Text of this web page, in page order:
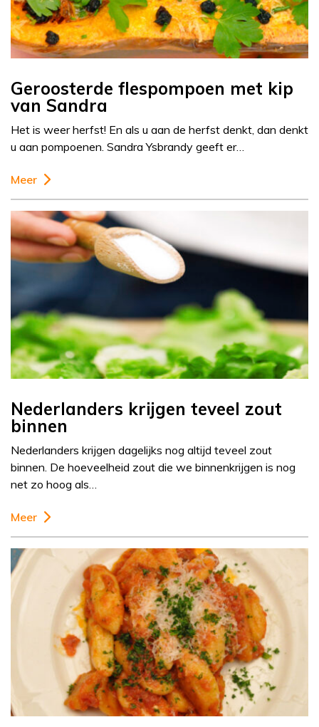
Geroosterde flespompoen met kip
van Sandra
Het is weer herfst! En als u aan de herfst denkt, dan denkt
u aan pompoenen. Sandra Ysbrandy geeft er…
Meer
Nederlanders krijgen teveel zout
binnen
Nederlanders krijgen dagelijks nog altijd teveel zout
binnen. De hoeveelheid zout die we binnenkrijgen is nog
net zo hoog als…
Meer